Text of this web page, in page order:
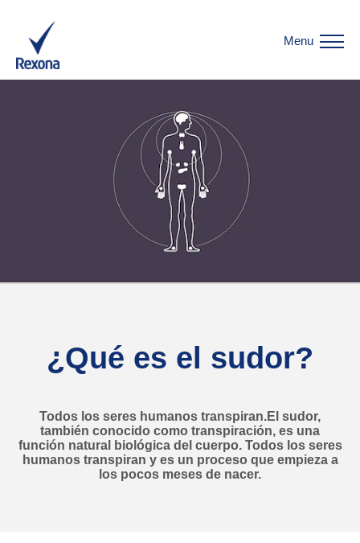
Menu
¿Qué es el sudor?
Todos los seres humanos transpiran.El sudor,
también conocido como transpiración, es una
función natural biológica del cuerpo. Todos los seres
humanos transpiran y es un proceso que empieza a
los pocos meses de nacer.